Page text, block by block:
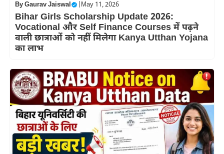
ByGaurav Jaiswal May 11, 2026
Bihar Girls Scholarship Update 2026:
Vocational और Self Finance Courses में पढ़ने
वाली छात्राओं को नहीं मिलेगा Kanya Utthan Yojana
का लाभ